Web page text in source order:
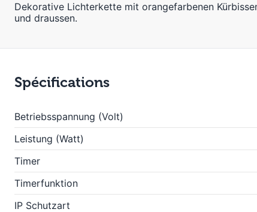
Dekorative Lichterkette mit orangefarbenen
und draussen.
Spécifications
Betriebsspannung (Volt)
Leistung (Watt)
Timer
Timerfunktion
IP Schutzart